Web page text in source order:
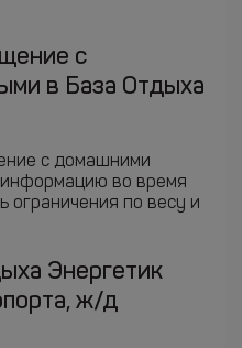
с
в База Отдыха
с домашними
во время
ограничения по весу и
Энергетик
ж/д